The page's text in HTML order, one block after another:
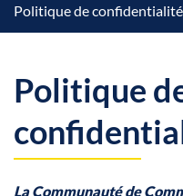
Politique de confidentialité
Politique
La Communauté de